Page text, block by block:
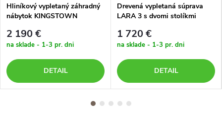
Hliníkový vypletaný záhradný
nábytok KINGSTOWN
2 190 €
na sklade - 1-3 pr. dni
DETAIL
Drevená vypletaná súprava
LARA 3 s dvomi stolíkmi
1 720 €
na sklade - 1-3 pr. dni
DETAIL